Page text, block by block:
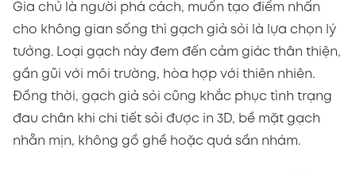
Gia chủ là người phá cách, muốn tạo điểm nhấn
cho không gian sống thì gạch giả sỏi là lựa chọn lý
tưởng. Loại gạch này đem đến cảm giác thân thiện,
gần gũi với môi trường, hòa hợp với thiên nhiên.
Đồng thời, gạch giả sỏi cũng khắc phục tình trạng
đau chân khi chi tiết sỏi được in 3D, bề mặt gạch
nhẵn mịn, không gồ ghề hoặc quá sần nhám.